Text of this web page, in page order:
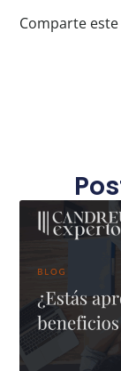
Comparte este